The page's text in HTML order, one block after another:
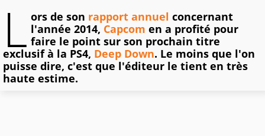
L ors de son rapport annuel concernant
l'année 2014, Capcom en a profité pour
faire le point sur son prochain titre
exclusif à la PS4, Deep Down. Le moins que l'on
puisse dire, c'est que l'éditeur le tient en très
haute estime.